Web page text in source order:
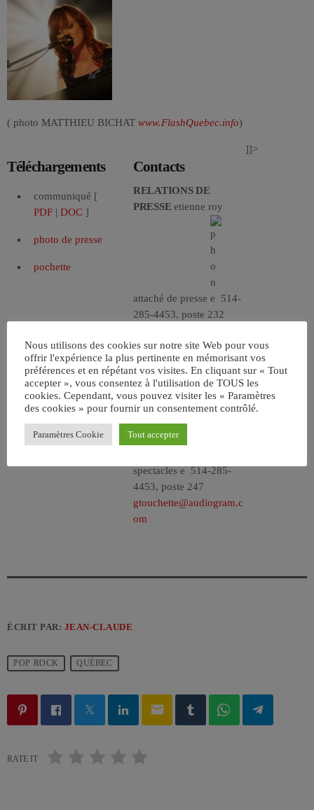
( photo MATTHIEU BICHAT www.FlashQuebec.info)
Téléchargements
communiqué [
PDF | DOC ]
photo de presse
pochette
Contacts
RELATIONS DE
PRESSE etienne roy
attaché de presse
514-
285-4453, poste 232
SPECTACLES
geneviève touchette
directrice division
spectacles
514-285-
4453, poste 247
gtouchette@audiogram.c
om
]]>
ÉCRIT PAR: JEAN-CLAUDE
POP ROCK QUÉBEC
email
RATE IT
Nous utilisons des cookies sur notre site Web pour vous
offrir l'expérience la plus pertinente en mémorisant vos
préférences et en répétant vos visites. En cliquant sur « Tout
accepter », vous consentez à l'utilisation de TOUS les
cookies. Cependant, vous pouvez visiter les « Paramètres
des cookies » pour fournir un consentement contrôlé.
Paramètres Cookie Tout accepter